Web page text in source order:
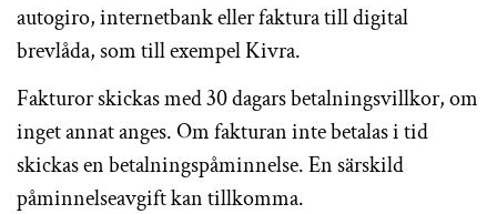
autogiro, internetbank eller faktura till digital
brevlåda, som till exempel Kivra.
Fakturor skickas med 30 dagars betalningsvillkor, om
inget annat anges. Om fakturan inte betalas i tid
skickas en betalningspåminnelse. En särskild
påminnelseavgift kan tillkomma.